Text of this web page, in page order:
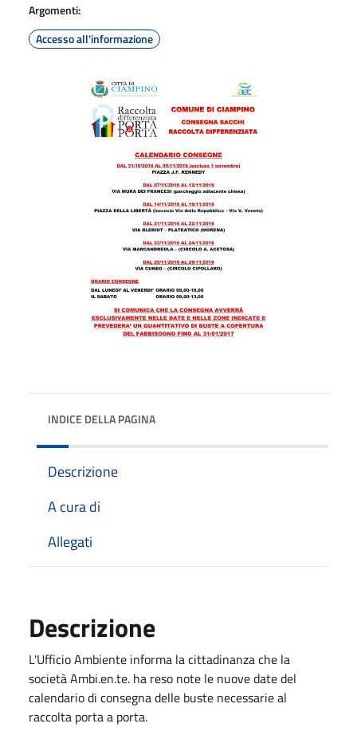
Argomenti:
Accesso all'informazione
INDICE DELLA PAGINA
Descrizione
A cura di
Allegati
Descrizione
L'Ufficio Ambiente informa la cittadinanza che la
società Ambi.en.te. ha reso note le nuove date del
calendario di consegna delle buste necessarie al
raccolta porta a porta.